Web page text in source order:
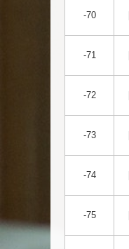
-70
-71
-72
-73
-74
-75